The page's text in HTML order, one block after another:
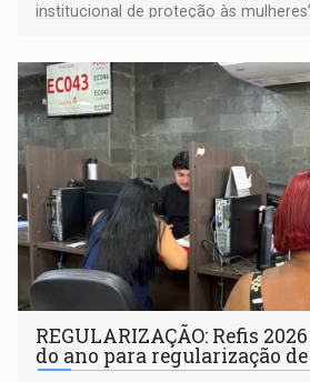
institucional de proteção às
Goiás
REGULARIZAÇÃO: Refis
do ano para regularização